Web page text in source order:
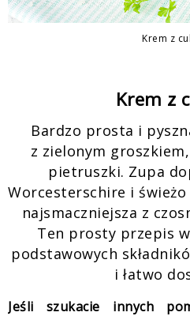
Krem z
Krem z
Bardzo prosta i
z zielonym
pietruszki. Zupa
Worcesterschire i
najsmaczniejsza z
Ten prosty przepis
podstawowych
i łatwo
Jeśli szukacie innych